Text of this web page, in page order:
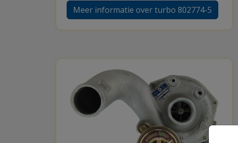
Meer informatie over turbo 802774-5